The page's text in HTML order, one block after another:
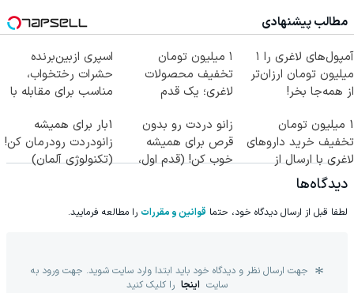
مطالب پیشنهادی
آمپول‌های لاغری را ۱
میلیون تومان ارزان‌تر
از همه‌جا بخر!
۱ میلیون تومان
تخفیف محصولات
لاغری؛ یک قدم
کاهش وزن
اسپری ازبین‌برنده
حشرات رختخواب،
مناسب برای مقابله با
1 میلیون تومان
تخفیف خرید داروهای
لاغری با ارسال از
داروخانه و پک یخ!
زانو دردت رو بدون
قرص برای همیشه
خوب کن! (قدم اول،
1بار برای همیشه
زانودردت رودرمان کن!
(تکنولوژی آلمان)
دیدگاه‌ها
لطفا قبل از ارسال دیدگاه خود، حتما قوانین و مقررات را مطالعه فرمایید.
جهت ارسال نظر و دیدگاه خود باید ابتدا وارد سایت شوید. جهت ورود به
سایت اینجا را کلیک کنید